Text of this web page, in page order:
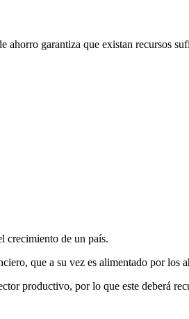
ahorro garantiza que existan recursos
crecimiento de un país.
que a su vez es alimentado por los
productivo, por lo que este deberá